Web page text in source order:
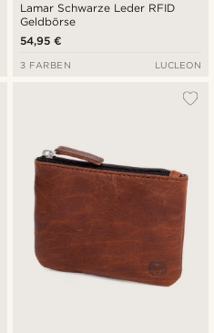
Lamar Schwarze Leder RFID
Geldbörse
54,95 €
3 FARBEN LUCLEON